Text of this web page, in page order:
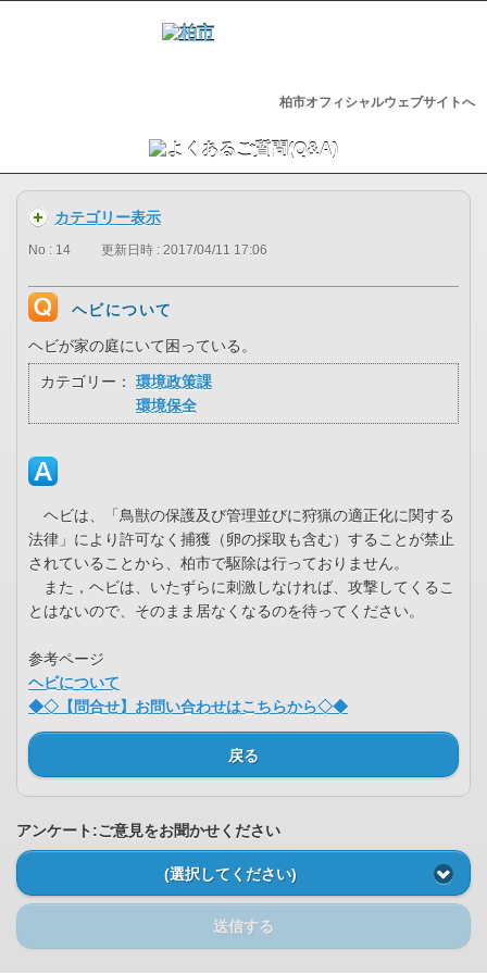
柏市オフィシャルウェブサイトへ
カテゴリー表示
No : 14 更新日時 : 2017/04/11 17:06
ヘビについて
ヘビが家の庭にいて困っている。
カテゴリー：
環境政策課
環境保全
ヘビは、「鳥獣の保護及び管理並びに狩猟の適正化に関する
法律」により許可なく捕獲（卵の採取も含む）することが禁止
されていることから、柏市で駆除は行っておりません。
また，ヘビは、いたずらに刺激しなければ、攻撃してくるこ
とはないので、そのまま居なくなるのを待ってください。
参考ページ
ヘビについて
◆◇【問合せ】お問い合わせはこちらから◇◆
戻る
アンケート:ご意見をお聞かせください
(選択してください)
送信する